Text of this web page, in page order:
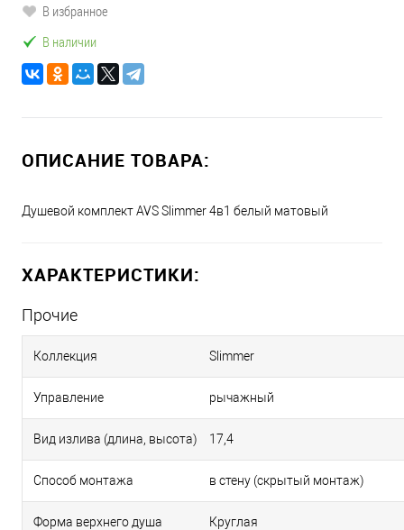
В избранное
В наличии
ОПИСАНИЕ ТОВАРА:
Душевой комплект AVS Slimmer 4в1 белый матовый
ХАРАКТЕРИСТИКИ:
Прочие
Коллекция Slimmer
Управление рычажный
Вид излива (длина, высота) 17,4
Способ монтажа в стену (скрытый монтаж)
Форма верхнего душа Круглая